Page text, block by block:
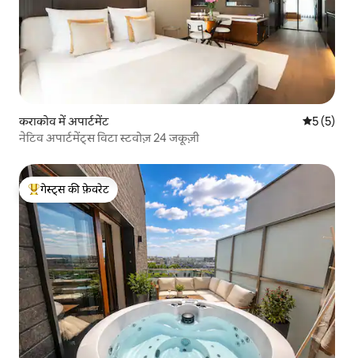
कराकोव में अपार्टमेंट औसत रेटिंग
5 (5)
नेटिव अपार्टमेंट्स विटा स्टवोज़ 24 जकूज़ी
गेस्ट्स का टॉप फ़ेवरेट
गेस्ट्स की फ़ेवरेट